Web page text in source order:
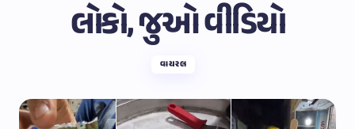
લોકો, જુઓ વીડિયો
વાયરલ